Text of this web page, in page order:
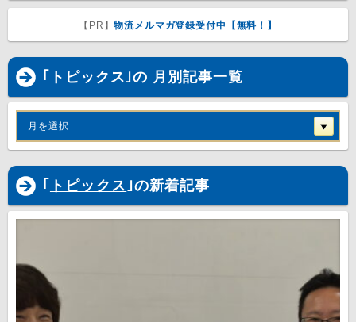
【PR】物流メルマガ登録受付中【無料！】
｢トピックス｣の 月別記事一覧
月を選択
｢ トピックス｣の新着記事